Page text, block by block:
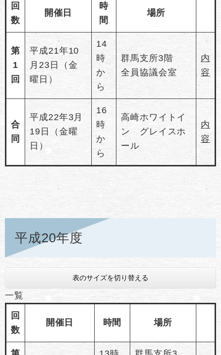
回
数
開催日
時
間
場所
第
1
回
平成21年10
月23日（金
曜日）
14
時
か
ら
群馬支所3階
全員協議会室
内
容
合
同
平成22年3月
19日（金曜
日）
16
時
か
ら
高崎ホワイトイ
ン グレイスホ
ール
内
容
平成20年度
表のサイズを切り替える
一覧
回
数
開催日 時間 場所